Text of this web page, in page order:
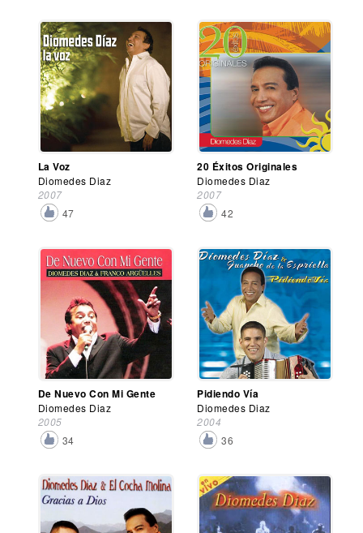
La Voz
Diomedes Diaz
2007
47
20 Éxitos Originales
Diomedes Diaz
2007
42
De Nuevo Con Mi Gente
Diomedes Diaz
2005
34
Pidiendo Vía
Diomedes Diaz
2004
36